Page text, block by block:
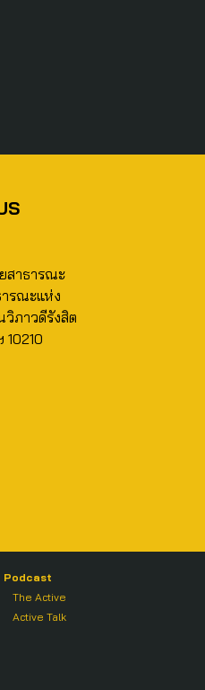
สาธารณะ
ารณะแห่ง
วิภาวดีรังสิต
10210
Podcast
The Active
Active Talk